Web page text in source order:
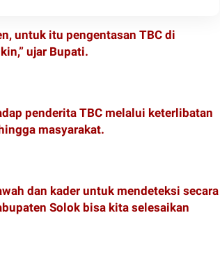
untuk itu pengentasan TBC di
ujar Bupati.
penderita TBC melalui keterlibatan
masyarakat.
dan kader untuk mendeteksi secara
Solok bisa kita selesaikan